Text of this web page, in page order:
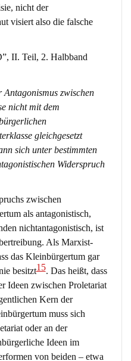
nicht der
visiert also die falsche
II. Teil, 2. Halbband
Antagonismus zwischen
nicht mit dem
gleichgesetzt
sich unter bestimmten
Widerspruch
zwischen
als antagonistisch,
nichtantagonistisch, ist
Als Marxist-
das Kleinbürgertum gar
besitzt15. Das heißt, dass
Ideen zwischen Proletariat
Kern der
muss sich
oder an der
Ideen im
von beiden – etwa